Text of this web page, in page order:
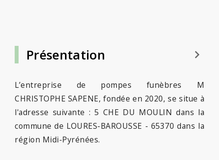
Présentation keyboard_arrow_right
L’entreprise de pompes funèbres M
CHRISTOPHE SAPENE, fondée en 2020, se situe à
l'adresse suivante : 5 CHE DU MOULIN dans la
commune de LOURES-BAROUSSE - 65370 dans la
région Midi-Pyrénées.